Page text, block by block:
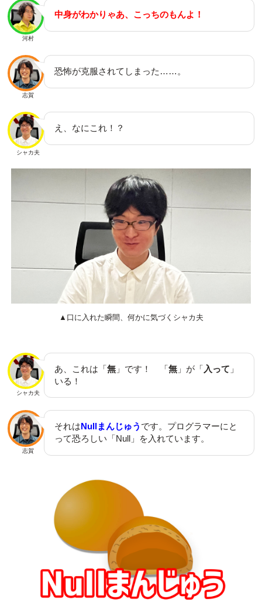
河村
中身がわかりゃあ、こっちのもんよ！
志賀
恐怖が克服されてしまった……。
シャカ夫
え、なにこれ！？
▲口に入れた瞬間、何かに気づくシャカ夫
シャカ夫
あ、これは「無 」です！ 「無 」が「 入って 」
いる！
志賀
それはNullまんじゅう です。プログラマーにと
って恐ろしい「Null」を入れています。